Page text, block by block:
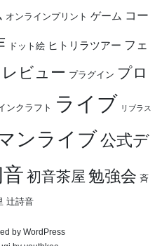
オンラインプリント ゲーム コー
ドット絵 ヒトリラツアー フェ
ビュー プラグイン プロ
ンクラフト ライブ リブラス
ンライブ公式デ
初音茶屋 勉強会 斉
辻詩音
by WordPress